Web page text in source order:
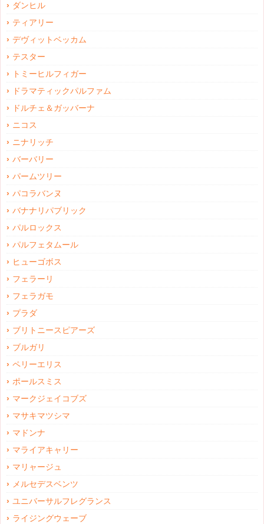
ダンヒル
ティアリー
デヴィットベッカム
テスター
トミーヒルフィガー
ドラマティックパルファム
ドルチェ＆ガッバーナ
ニコス
ニナリッチ
バーバリー
パームツリー
パコラバンヌ
バナナリパブリック
パルロックス
パルフェタムール
ヒューゴボス
フェラーリ
フェラガモ
プラダ
ブリトニースピアーズ
ブルガリ
ペリーエリス
ポールスミス
マークジェイコブズ
マサキマツシマ
マドンナ
マライアキャリー
マリャージュ
メルセデスベンツ
ユニバーサルフレグランス
ライジングウェーブ